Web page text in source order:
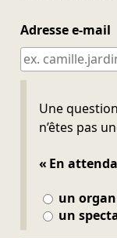
Adresse e-mail
Une
n’êtes pas
« En
un
un
Ne pas